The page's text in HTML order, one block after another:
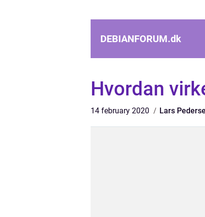
DEBIANFORUM.dk
Hvordan
14 february 2020 Lars